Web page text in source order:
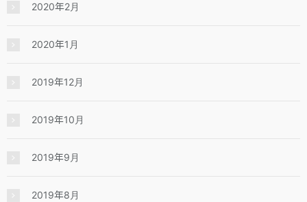
2020年2月
2020年1月
2019年12月
2019年10月
2019年9月
2019年8月